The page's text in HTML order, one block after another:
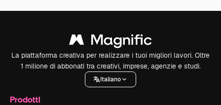
La piattaforma creativa per realizzare i tuoi migliori lavori. Oltre
1 milione di abbonati tra creativi, imprese, agenzie e studi.
Italiano
Prodotti